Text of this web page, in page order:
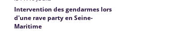
Intervention des gendarmes lors
d'une rave party en Seine-
Maritime